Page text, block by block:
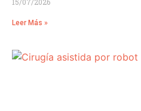
15/07/2026
Leer Más »